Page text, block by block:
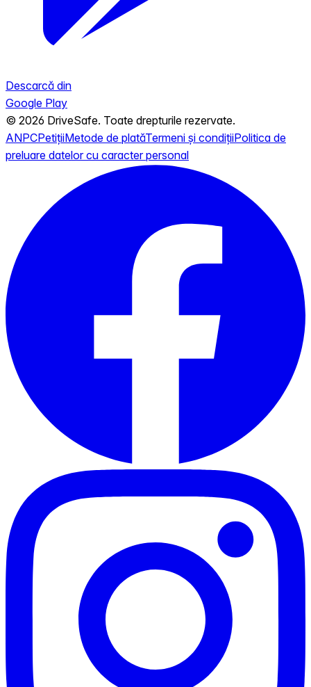
Descarcă din
Google Play
© 2026 DriveSafe. Toate drepturile rezervate.
ANPCPetițiiMetode de platăTermeni și condițiiPolitica de
preluare datelor cu caracter personal